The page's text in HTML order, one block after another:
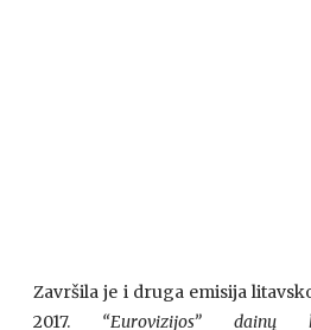
Završila je i druga emisija
2017. “Eurovizijos” dainų